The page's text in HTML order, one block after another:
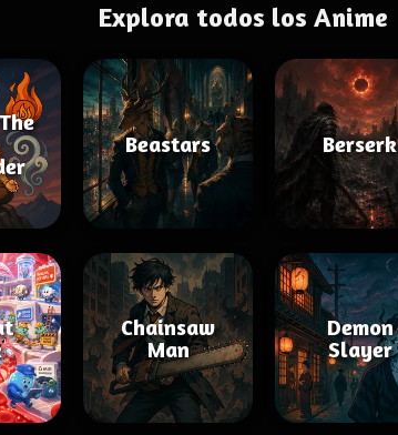
Explora todos los Anime
Beastars Berserk
Chainsaw
Man
Demon
Slayer